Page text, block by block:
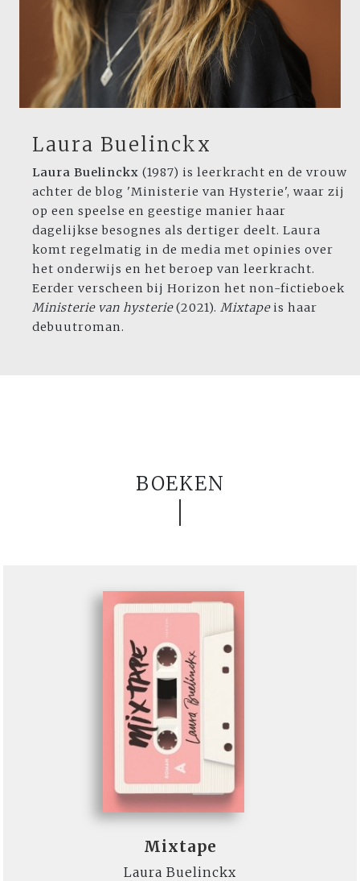
Laura Buelinckx
Laura Buelinckx (1987) is leerkracht en de vrouw
achter de blog 'Ministerie van Hysterie', waar zij
op een speelse en geestige manier haar
dagelijkse besognes als dertiger deelt. Laura
komt regelmatig in de media met opinies over
het onderwijs en het beroep van leerkracht.
Eerder verscheen bij Horizon het non-fictieboek
Ministerie van hysterie(2021). Mixtapeis haar
debuutroman.
BOEKEN
Mixtape
Laura Buelinckx